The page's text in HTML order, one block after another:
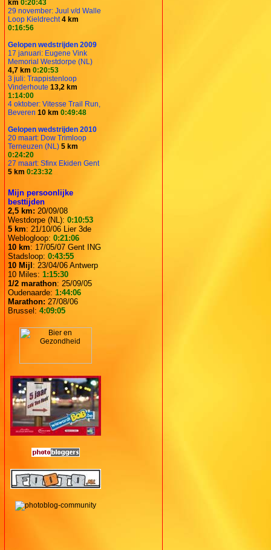
km 0:20:43
29 november: Juul v/d Walle
Loop Kieldrecht4 km
0:16:56
Gelopen wedstrijden 2009
17 januari: Eugene Vink
Memorial Westdorpe (NL)
4,7 km 0:20:53
3 juli: Trappistenloop
Vinderhoute 13,2 km
1:14:00
4 oktober: Vitesse Trail Run,
Beveren 10 km 0:49:48
Gelopen wedstrijden 2010
20 maart: Dow Trimloop
Terneuzen (NL) 5 km
0:24:20
27 maart: Sfinx Ekiden Gent
5 km 0:23:32
Mijn persoonlijke
besttijden
2,5 km: 20/09/08
Westdorpe (NL): 0:10:53
5 km: 21/10/06 Lier 3de
Weblogloop: 0:21:06
10 km: 17/05/07 Gent ING
Stadsloop: 0:43:55
10 Mijl: 23/04/06 Antwerp
10 Miles: 1:15:30
1/2 marathon: 25/09/05
Oudenaarde: 1:44:06
Marathon: 27/08/06
Brussel: 4:09:05